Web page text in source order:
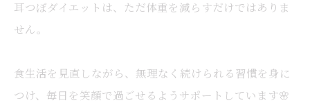
耳つぼダイエットは、ただ体重を減らすだけではありま
せん。
食生活を見直しながら、無理なく続けられる習慣を身に
つけ、毎日を笑顔で過ごせるようサポートしています🌸